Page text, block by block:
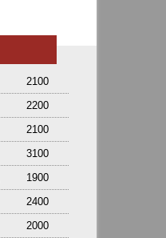
2100
2200
2100
3100
1900
2400
2000